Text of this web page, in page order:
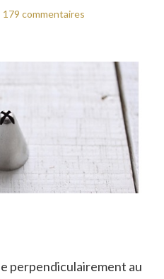
179 commentaires
perpendiculairement au